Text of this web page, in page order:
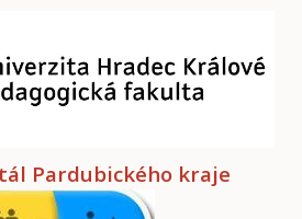
Pardubického kraje